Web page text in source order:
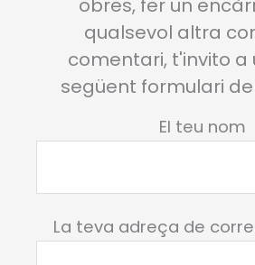
obres, fer un
qualsevol altra
comentari, t'invito a
següent formulari
El teu nom
La teva adreça de